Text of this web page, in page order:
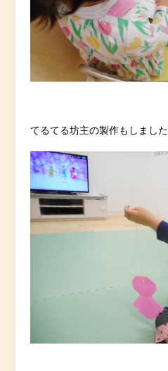
てるてる坊主の製作もしました